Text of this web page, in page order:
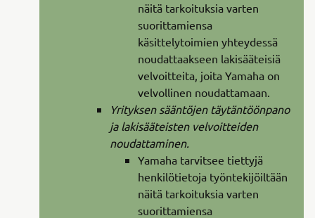
näitä tarkoituksia varten
suorittamiensa
käsittelytoimien yhteydessä
noudattaakseen lakisääteisiä
velvoitteita, joita Yamaha on
velvollinen noudattamaan.
Yrityksen sääntöjen täytäntöönpano
ja lakisääteisten velvoitteiden
noudattaminen.
Yamaha tarvitsee tiettyjä
henkilötietoja työntekijöiltään
näitä tarkoituksia varten
suorittamiensa